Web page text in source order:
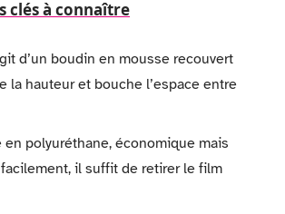
clés à connaître
d’un boudin en mousse recouvert
la hauteur et bouche l’espace entre
polyuréthane, économique mais
il suffit de retirer le film